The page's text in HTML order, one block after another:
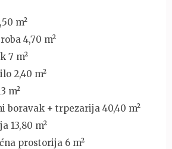
m²
4,70 m²
7 m²
2,40 m²
m²
boravak + trpezarija 40,40 m²
13,80 m²
prostorija 6 m²